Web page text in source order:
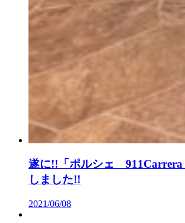
遂に!!「ポルシェ
しました!!
2021/06/08